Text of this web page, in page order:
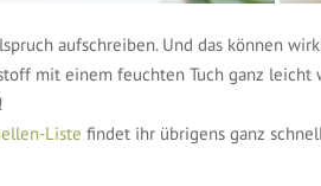
aufschreiben. Und das können
mit einem feuchten Tuch ganz
Liste findet ihr übrigens ganz